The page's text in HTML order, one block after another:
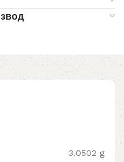
3.0502 g